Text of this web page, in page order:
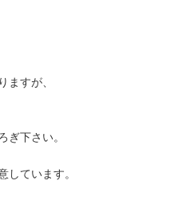
ますが、
下さい。
ています。